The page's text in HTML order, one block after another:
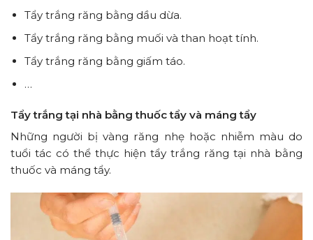
Tẩy trắng răng bằng dầu dừa.
Tẩy trắng răng bằng muối và than hoạt tính.
Tẩy trắng răng bằng giấm táo.
…
Tẩy trắng tại nhà bằng thuốc tẩy và máng tẩy
Những người bị vàng răng nhẹ hoặc nhiễm màu do
tuổi tác có thể thực hiện tẩy trắng răng tại nhà bằng
thuốc và máng tẩy.